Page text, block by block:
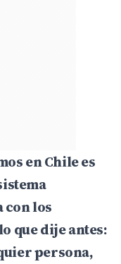
en Chile es
con los
que dije antes:
persona,